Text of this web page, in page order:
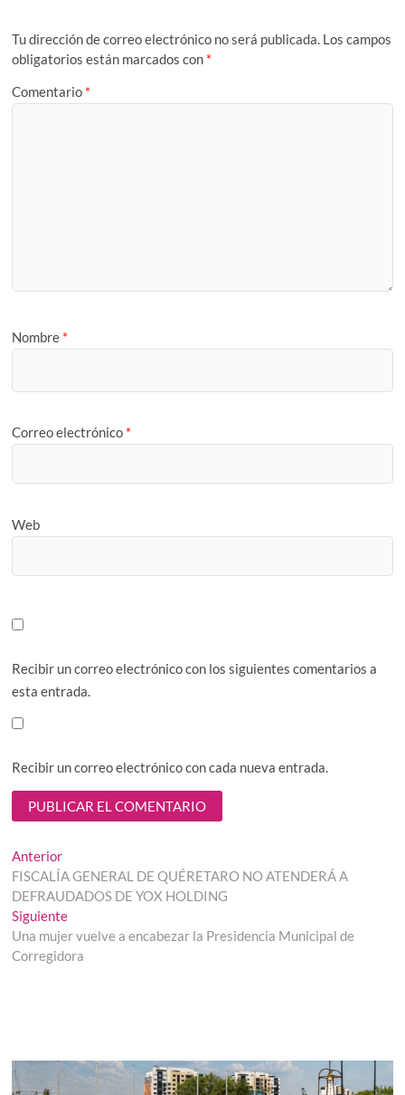
Tu dirección de correo electrónico no será publicada. Los campos
obligatorios están marcados con *
Comentario *
Nombre *
Correo electrónico *
Web
Recibir un correo electrónico con los siguientes comentarios a
esta entrada.
Recibir un correo electrónico con cada nueva entrada.
Navegación
de
entradas
AnteriorEntrada
anterior:
FISCALÍA GENERAL DE QUÉRETARO NO ATENDERÁ A
DEFRAUDADOS DE YOX HOLDING
SiguienteEntrada
siguiente:
Una mujer vuelve a encabezar la Presidencia Municipal de
Corregidora